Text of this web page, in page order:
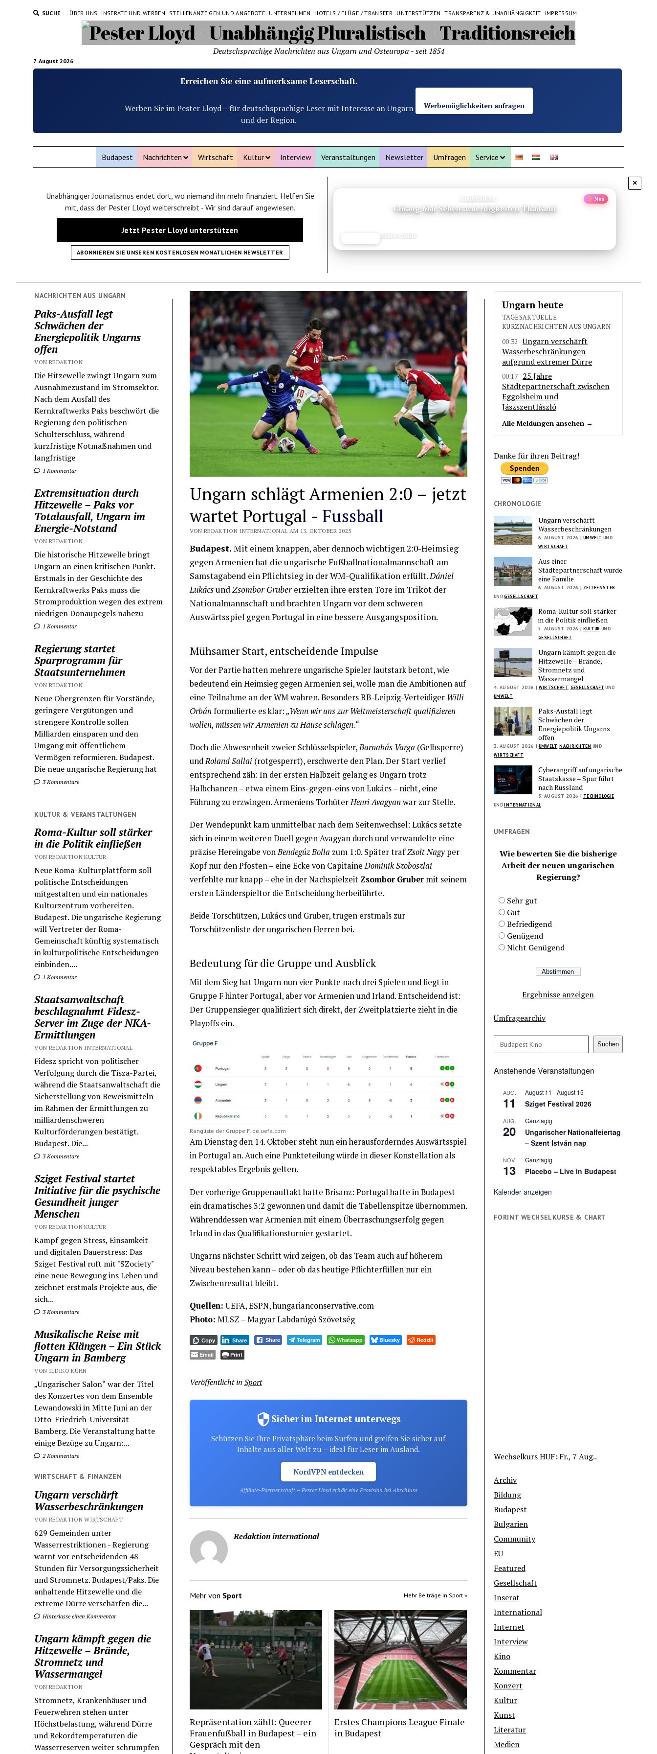
SUCHE ÜBER UNS INSERATE UND WERBEN STELLENANZEIGEN UND ANGEBOTE UNTERNEHMEN HOTELS / FLÜGE / TRANSFER UNTERSTÜTZEN TRANSPARENZ & UNABHÄNGIGKEIT IMPRESSUM
7. August 2026
Deutschsprachige Nachrichten aus Ungarn und Osteuropa - seit 1854
Erreichen Sie eine aufmerksame Leserschaft.
Werben Sie im Pester Lloyd – für deutschsprachige Leser mit Interesse an Ungarn
und der Region.
Werbemöglichkeiten anfragen
Budapest Nachrichten Wirtschaft Kultur Interview Veranstaltungen Newsletter Umfragen Service
×
Unabhängiger Journalismus endet dort, wo niemand ihn mehr finanziert. Helfen Sie
mit, dass der Pester Lloyd weiterschreibt - Wir sind darauf angewiesen.
Jetzt Pester Lloyd unterstützen
ABONNIEREN SIE UNSEREN KOSTENLOSEN MONATLICHEN NEWSLETTER
Empfehlung Neu
Amed Sehenswuerdigkeiten Reisetipps
Reise-Guide
NACHRICHTEN AUS UNGARN
Paks-Ausfall legt
Schwächen der
Energiepolitik Ungarns
offen
VON REDAKTION
Die Hitzewelle zwingt Ungarn zum
Ausnahmezustand im Stromsektor.
Nach dem Ausfall des
Kernkraftwerks Paks beschwört die
Regierung den politischen
Schulterschluss, während
kurzfristige Notmaßnahmen und
langfristige
1 Kommentar
Extremsituation durch
Hitzewelle – Paks vor
Totalausfall, Ungarn im
Energie-Notstand
VON REDAKTION
Die historische Hitzewelle bringt
Ungarn an einen kritischen Punkt.
Erstmals in der Geschichte des
Kernkraftwerks Paks muss die
Stromproduktion wegen des extrem
niedrigen Donaupegels nahezu
1 Kommentar
Regierung startet
Sparprogramm für
Staatsunternehmen
VON REDAKTION
Neue Obergrenzen für Vorstände,
geringere Vergütungen und
strengere Kontrolle sollen
Milliarden einsparen und den
Umgang mit öffentlichem
Vermögen reformieren. Budapest.
Die neue ungarische Regierung hat
3 Kommentare
KULTUR & VERANSTALTUNGEN
Roma-Kultur soll stärker
in die Politik einfließen
VON REDAKTION KULTUR
Neue Roma-Kulturplattform soll
politische Entscheidungen
mitgestalten und ein nationales
Kulturzentrum vorbereiten.
Budapest. Die ungarische Regierung
will Vertreter der Roma-
Gemeinschaft künftig systematisch
in kulturpolitische Entscheidungen
einbinden....
1 Kommentar
Staatsanwaltschaft
beschlagnahmt Fidesz-
Server im Zuge der NKA-
Ermittlungen
VON REDAKTION INTERNATIONAL
Fidesz spricht von politischer
Verfolgung durch die Tisza-Partei,
während die Staatsanwaltschaft die
Sicherstellung von Beweismitteln
im Rahmen der Ermittlungen zu
milliardenschweren
Kulturförderungen bestätigt.
Budapest. Die...
3 Kommentare
Sziget Festival startet
Initiative für die psychische
Gesundheit junger
Menschen
VON REDAKTION KULTUR
Kampf gegen Stress, Einsamkeit
und digitalen Dauerstress: Das
Sziget Festival ruft mit "SZociety"
eine neue Bewegung ins Leben und
zeichnet erstmals Projekte aus, die
sich...
3 Kommentare
Musikalische Reise mit
flotten Klängen – Ein Stück
Ungarn in Bamberg
VON ILDIKO KÜHN
„Ungarischer Salon“ war der Titel
des Konzertes von dem Ensemble
Lewandowski in Mitte Juni an der
Otto-Friedrich-Universität
Bamberg. Die Veranstaltung hatte
einige Bezüge zu Ungarn:...
2 Kommentare
WIRTSCHAFT & FINANZEN
Ungarn verschärft
Wasserbeschränkungen
VON REDAKTION WIRTSCHAFT
629 Gemeinden unter
Wasserrestriktionen - Regierung
warnt vor entscheidenden 48
Stunden für Versorgungssicherheit
und Stromnetz. Budapest/Paks. Die
anhaltende Hitzewelle und die
extreme Dürre verschärfen die...
Hinterlasse einen Kommentar
Ungarn kämpft gegen die
Hitzewelle – Brände,
Stromnetz und
Wassermangel
VON REDAKTION
Stromnetz, Krankenhäuser und
Feuerwehren stehen unter
Höchstbelastung, während Dürre
und Rekordtemperaturen die
Wasserreserven weiter schrumpfen
Ungarn schlägt Armenien 2:0 – jetzt
wartet Portugal - Fussball
VON REDAKTION INTERNATIONAL AM 13. OKTOBER 2025
Budapest. Mit einem knappen, aber dennoch wichtigen 2:0-Heimsieg
gegen Armenien hat die ungarische Fußballnationalmannschaft am
Samstagabend ein Pflichtsieg in der WM-Qualifikation erfüllt. Dániel
Lukácsund Zsombor Grubererzielten ihre ersten Tore im Trikot der
Nationalmannschaft und brachten Ungarn vor dem schweren
Auswärtsspiel gegen Portugal in eine bessere Ausgangsposition.
Mühsamer Start, entscheidende Impulse
Vor der Partie hatten mehrere ungarische Spieler lautstark betont, wie
bedeutend ein Heimsieg gegen Armenien sei, wolle man die Ambitionen auf
eine Teilnahme an der WM wahren. Besonders RB-Leipzig-Verteidiger Willi
Orbán formulierte es klar:„Wenn wir uns zur Weltmeisterschaft qualifizieren
wollen, müssen wir Armenien zu Hause schlagen.“
Doch die Abwesenheit zweier Schlüsselspieler,Barnabás Varga (Gelbsperre)
undRoland Sallai(rotgesperrt), erschwerte den Plan. Der Start verlief
entsprechend zäh: In der ersten Halbzeit gelang es Ungarn trotz
Halbchancen – etwa einem Eins-gegen-eins von Lukács – nicht, eine
Führung zu erzwingen. Armeniens TorhüterHenri Avagyan war zur Stelle.
Der Wendepunkt kam unmittelbar nach dem Seitenwechsel: Lukács setzte
sich in einem weiteren Duell gegen Avagyan durch und verwandelte eine
präzise Hereingabe vonBendegúz Bolla zum 1:0. Später trafZsolt Nagyper
Kopf nur den Pfosten – eine Ecke von CapitaineDominik Szoboszlai
verfehlte nur knapp – ehe in der Nachspielzeit Zsombor Grubermit seinem
ersten Länderspieltor die Entscheidung herbeiführte.
Beide Torschützen, Lukács und Gruber, trugen erstmals zur
Torschützenliste der ungarischen Herren bei.
Bedeutung für die Gruppe und Ausblick
Mit dem Sieg hat Ungarn nun vier Punkte nach drei Spielen und liegt in
Gruppe F hinter Portugal, aber vor Armenien und Irland. Entscheidend ist:
Der Gruppensieger qualifiziert sich direkt, der Zweitplatzierte zieht in die
Playoffs ein.
Rangliste der Gruppe F. de.uefa.com
Am Dienstag den 14. Oktober steht nun ein herausforderndes Auswärtsspiel
in Portugal an. Auch eine Punkteteilung würde in dieser Konstellation als
respektables Ergebnis gelten.
Der vorherige Gruppenauftakt hatte Brisanz: Portugal hatte in Budapest
ein dramatisches 3:2 gewonnen und damit die Tabellenspitze übernommen.
Währenddessen war Armenien mit einem Überraschungserfolg gegen
Irland in das Qualifikationsturnier gestartet.
Ungarns nächster Schritt wird zeigen, ob das Team auch auf höherem
Niveau bestehen kann – oder ob das heutige Pflichterfüllen nur ein
Zwischenresultat bleibt.
Quellen: UEFA, ESPN, hungarianconservative.com
Photo: MLSZ – Magyar Labdarúgó Szövetség
Copy Share Telegram Whatsapp Bluesky
Share
Reddit
Email
Print
Veröffentlicht in Sport
Sicher im Internet unterwegs
Schützen Sie Ihre Privatsphäre beim Surfen und greifen Sie sicher auf
Inhalte aus aller Welt zu – ideal für Leser im Ausland.
NordVPN entdecken
Affiliate-Partnerschaft – Pester Lloyd erhält eine Provision bei Abschluss
Redaktion international
Mehr von Sport Mehr Beiträge in Sport »
Repräsentation zählt: Queerer
Frauenfußball in Budapest – ein
Gespräch mit den
Erstes Champions League Finale
in Budapest
Ungarn heute
TAGESAKTUELLE
KURZNACHRICHTEN AUS UNGARN
00:32
Ungarn verschärft
Wasserbeschränkungen
aufgrund extremer Dürre
00:17
25 Jahre
Städtepartnerschaft zwischen
Eggolsheim und
Jászszentlászló
Alle Meldungen ansehen →
Danke für ihren Beitrag!
CHRONOLOGIE
Ungarn verschärft
Wasserbeschränkungen
6. AUGUST 2026 | UMWELT UND
WIRTSCHAFT
Aus einer
Städtepartnerschaft wurde
eine Familie
6. AUGUST 2026 | ZEITFENSTER
UNDGESELLSCHAFT
Roma-Kultur soll stärker
in die Politik einfließen
5. AUGUST 2026 | KULTUR UND
GESELLSCHAFT
Ungarn kämpft gegen die
Hitzewelle – Brände,
Stromnetz und
Wassermangel
4. AUGUST 2026 | WIRTSCHAFT, GESELLSCHAFT UND
UMWELT
Paks-Ausfall legt
Schwächen der
Energiepolitik Ungarns
offen
3. AUGUST 2026 | UMWELT ,NACHRICHTEN UND
WIRTSCHAFT
Cyberangriff auf ungarische
Staatskasse – Spur führt
nach Russland
3. AUGUST 2026 | TECHNOLOGIE
UNDINTERNATIONAL
UMFRAGEN
Wie bewerten Sie die bisherige
Arbeit der neuen ungarischen
Regierung?
Sehr gut
Gut
Befriedigend
Genügend
Nicht Genügend
Ergebnisse anzeigen
Umfragearchiv
Suchen Suchen
Anstehende Veranstaltungen
AUG.
11
August 11 -August 15
Sziget Festival 2026
AUG.
20
Ganztägig
Ungarischer Nationalfeiertag
– Szent István nap
NOV.
13
Ganztägig
Placebo – Live in Budapest
Kalender anzeigen
FORINT WECHSELKURSE & CHART
WechselkursHUF: Fr., 7 Aug..
Archiv
Bildung
Budapest
Bulgarien
Community
EU
Featured
Gesellschaft
Inserat
International
Internet
Interview
Kino
Kommentar
Konzert
Kultur
Kunst
Literatur
Medien